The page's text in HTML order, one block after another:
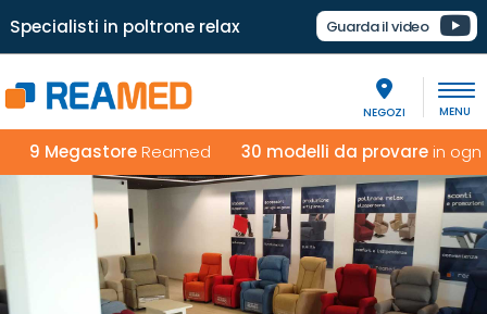
Specialisti in poltrone relax Guarda il video
NEGOZI
MegastoreReamed30 modelli da provarein ogni